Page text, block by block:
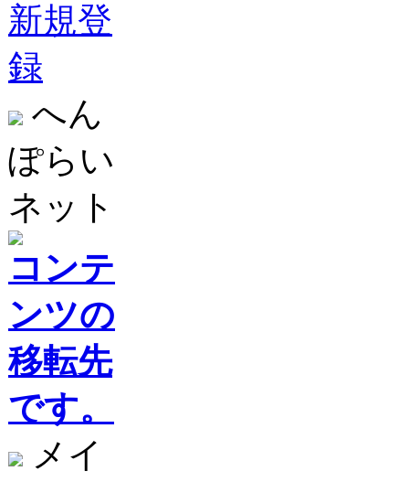
新規登
録
へん
ぽらい
ネット
コンテ
ンツの
移転先
です。
メイ